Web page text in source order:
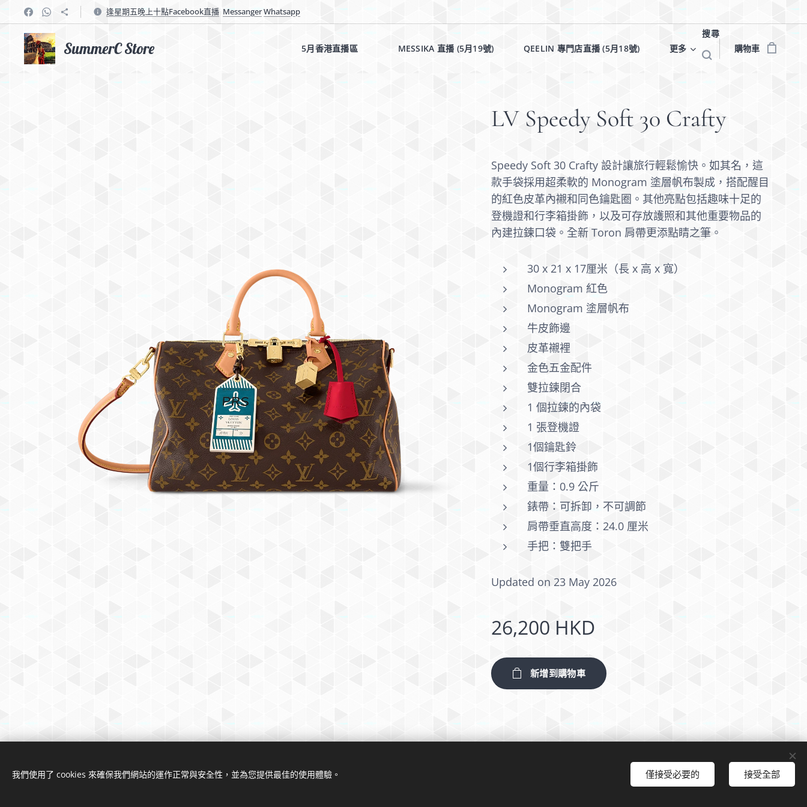
逢星期五晚上十點Facebook直播 MessangerWhatsapp
SummerC Store 5月香港直播區✨✨ MESSIKA 直播 (5月19號)✨ QEELIN 專門店直播 (5月18號)✨ 更多
搜尋
購物車
LV Speedy Soft 30 Crafty
Speedy Soft 30 Crafty 設計讓旅行輕鬆愉快。如其名，這
款手袋採用超柔軟的 Monogram 塗層帆布製成，搭配醒目
的紅色皮革內襯和同色鑰匙圈。其他亮點包括趣味十足的
登機證和行李箱掛飾，以及可存放護照和其他重要物品的
內建拉鍊口袋。全新 Toron 肩帶更添點睛之筆。
30 x 21 x 17厘米（長 x 高 x 寬）
Monogram 紅色
Monogram 塗層帆布
牛皮飾邊
皮革襯裡
金色五金配件
雙拉鍊閉合
1 個拉鍊的內袋
1 張登機證
1個鑰匙鈴
1個行李箱掛飾
重量：0.9 公斤
錶帶：可拆卸，不可調節
肩帶垂直高度：24.0 厘米
手把：雙把手
Updated on 23 May 2026
26,200 HKD
新增到購物車
我們使用了 cookies 來確保我們網站的運作正常與安全性，並為您提供最佳的使用體驗。 僅接受必要的 接受全部